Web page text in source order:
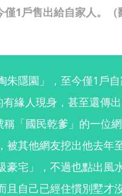
僅1戶售出給自家人。
朱隱園」，至今僅1戶
緣人現身，甚至還傳出
「國民乾爹」的一位
被其他網友挖出他去年
豪宅」，不過也點出風
自己已經住慣別墅才